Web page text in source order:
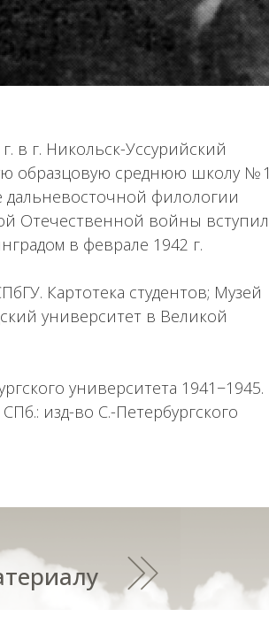
в г. Никольск-Уссурийский
образцовую среднюю школу № 1
дальневосточной филологии
Отечественной войны вступил
в феврале 1942 г.
Картотека студентов; Музей
университет в Великой
университета 1941−1945.
изд-во С.-Петербургского